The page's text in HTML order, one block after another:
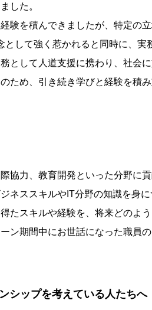
した。
験を積んできましたが、特定の
として強く惹かれると同時に、
として人道支援に携わり、社会
ため、引き続き学びと経験を積
協力、教育開発といった分野に
ネススキルやIT分野の知識を身
たスキルや経験を、将来どのよ
ン期間中にお世話になった職員
シップを考えている人たちへ